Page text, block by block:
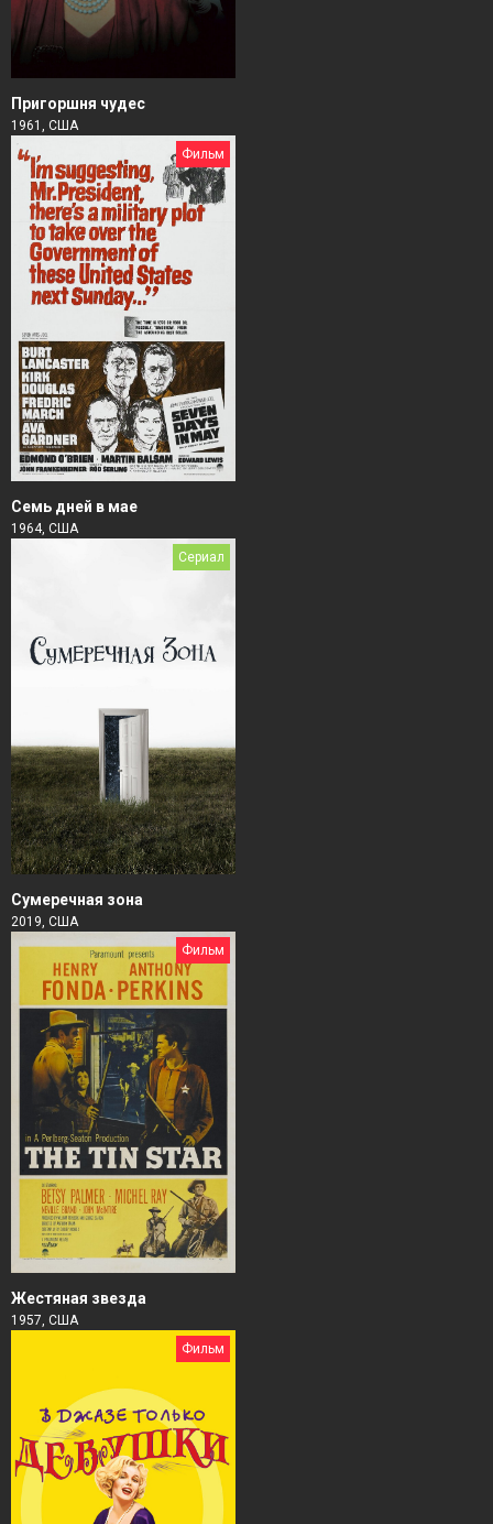
Пригоршня чудес
1961, США
Фильм
Семь дней в мае
1964, США
Сериал
Сумеречная зона
2019, США
Фильм
Жестяная звезда
1957, США
Фильм